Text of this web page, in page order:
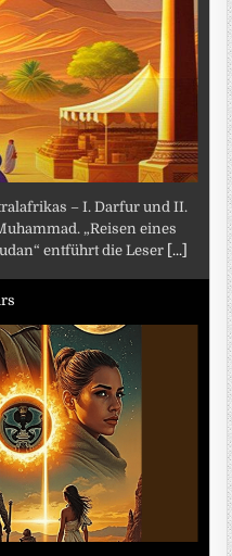
– I. Darfur und II.
„Reisen eines
entführt die Leser [...]